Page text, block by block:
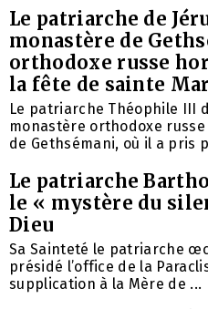
Le patriarche de
monastère de
orthodoxe russe
la fête de sainte
Le patriarche Théophile III
monastère orthodoxe
de Gethsémani, où il a pris
Le patriarche
le « mystère du
Dieu
Sa Sainteté le patriarche
présidé l’office de la
supplication à la Mère de ...